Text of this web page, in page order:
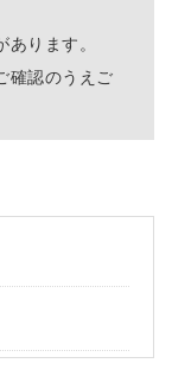
ります。
確認のうえご